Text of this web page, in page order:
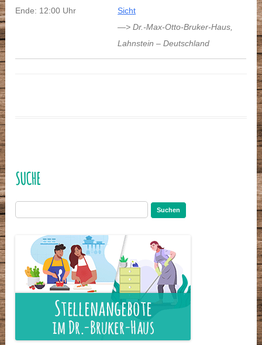
Ende: 12:00 Uhr
Sicht
—> Dr.-Max-Otto-Bruker-Haus,
Lahnstein –Deutschland
SUCHE
nach: